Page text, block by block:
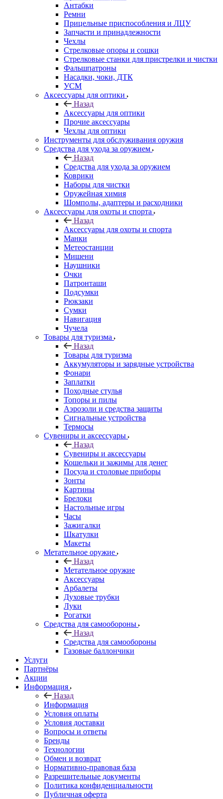
Антабки
Ремни
Прицельные приспособления и ЛЦУ
Запчасти и принадлежности
Чехлы
Стрелковые опоры и сошки
Стрелковые станки для пристрелки и чистки
Фальшпатроны
Насадки, чоки, ДТК
УСМ
Аксессуары для оптики
Назад
Аксессуары для оптики
Прочие аксессуары
Чехлы для оптики
Инструменты для обслуживания оружия
Средства для ухода за оружием
Назад
Средства для ухода за оружием
Коврики
Наборы для чистки
Оружейная химия
Шомполы, адаптеры и расходники
Аксессуары для охоты и спорта
Назад
Аксессуары для охоты и спорта
Манки
Метеостанции
Мишени
Наушники
Очки
Патронташи
Подсумки
Рюкзаки
Сумки
Навигация
Чучела
Товары для туризма
Назад
Товары для туризма
Аккумуляторы и зарядные устройства
Фонари
Заплатки
Походные стулья
Топоры и пилы
Аэрозоли и средства защиты
Сигнальные устройства
Термосы
Сувениры и аксессуары
Назад
Сувениры и аксессуары
Кошельки и зажимы для денег
Посуда и столовые приборы
Зонты
Картины
Брелоки
Настольные игры
Часы
Зажигалки
Шкатулки
Макеты
Метательное оружие
Назад
Метательное оружие
Аксессуары
Арбалеты
Духовые трубки
Луки
Рогатки
Средства для самообороны
Назад
Средства для самообороны
Газовые баллончики
Услуги
Партнёры
Акции
Информация
Назад
Информация
Условия оплаты
Условия доставки
Вопросы и ответы
Бренды
Технологии
Обмен и возврат
Нормативно-правовая база
Разрешительные документы
Политика конфиденциальности
Публичная оферта